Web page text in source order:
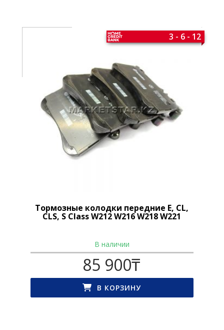
Тормозные колодки передние E, CL,
CLS, S Class W212 W216 W218 W221
3 - 6 - 12
В наличии
85 900₸
В КОРЗИНУ